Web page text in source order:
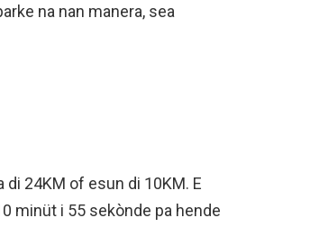
na nan manera, sea
24KM of esun di 10KM. E
minüt i 55 sekònde pa hende